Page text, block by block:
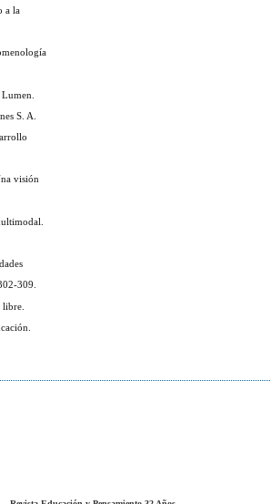
a la
S. A.
visión
309.